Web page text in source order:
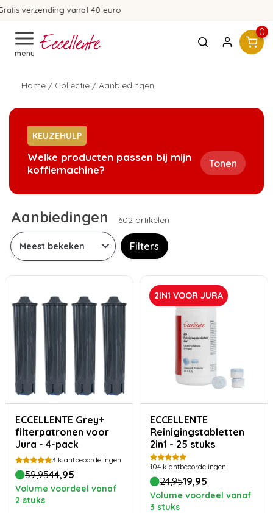
365 dagen bedenktijd!
menu
0
Home / Collectie / Aanbiedingen
KEUZEHULP
Welke producten passen bij mijn
koffiemachine?
Tonen
Aanbiedingen 602 artikelen
Filters
ECCELLENTE Grey+
filterpatronen voor
Jura - 4-pack
3 klantbeoordelingen
59,9544,95
Volume voordeel vanaf
2 stuks
2IN1 VOOR JURA
ECCELLENTE
Reinigingstabletten
2in1 - 25 stuks
104 klantbeoordelingen
24,9519,95
Volume voordeel vanaf
3 stuks